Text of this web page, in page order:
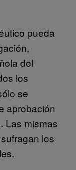
pueda
del
los
se
aprobación
Las mismas
los